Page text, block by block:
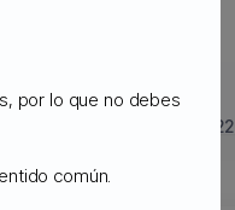
- September 2022
por lo que no debes
común.